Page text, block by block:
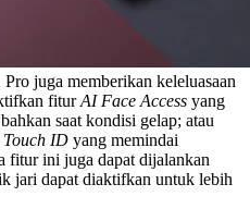
juga memberikan keleluasaan
fiturAI Face Access yang
saat kondisi gelap; atau
Touch ID yang memindai
fitur ini juga dapat dijalankan
jari dapat diaktifkan untuk lebih